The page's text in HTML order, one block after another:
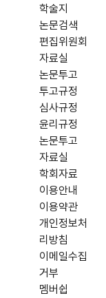
학술지
논문검색
편집위원회
자료실
논문투고
투고규정
심사규정
윤리규정
논문투고
자료실
학회자료
이용안내
이용약관
개인정보처
리방침
이메일수집
거부
멤버쉽